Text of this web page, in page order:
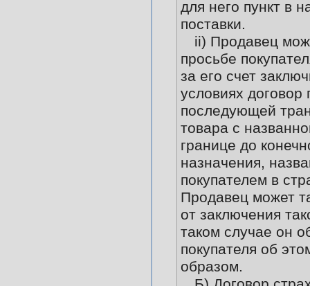
для него пункт в
поставки.
ii) Продавец
просьбе
за его счет
условиях договор
последующей
товара с
границе до
назначения,
покупателем в
Продавец может
от заключения
таком случае он
покупателя об
образом.